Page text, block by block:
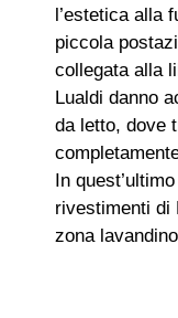
l’estetica alla
piccola
collegata alla
Lualdi danno
da letto, dove
In
rivestimenti di
zona